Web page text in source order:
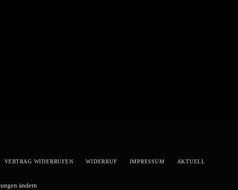
VERTRAG WIDERRUFEN WIDERRUF IMPRESSUM AKTUELL
ändern